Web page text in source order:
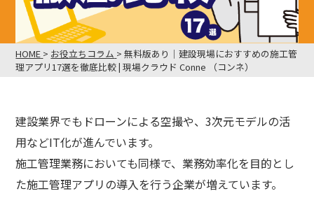
HOME > お役立ちコラム >無料版あり｜建設現場におすすめの施工管
理アプリ17選を徹底比較 | 現場クラウド Conne （コンネ）
建設業界でもドローンによる空撮や、3次元モデルの活
用などIT化が進んでいます。
施工管理業務においても同様で、業務効率化を目的とし
た施工管理アプリの導入を行う企業が増えています。